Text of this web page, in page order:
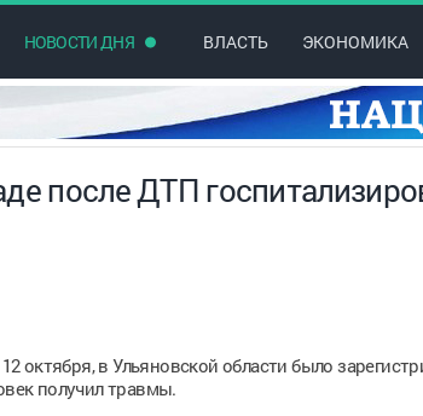
НОВОСТИ ДНЯ ВЛАСТЬ ЭКОНОМИКА
после ДТП
октября, в Ульяновской области было
получил травмы.